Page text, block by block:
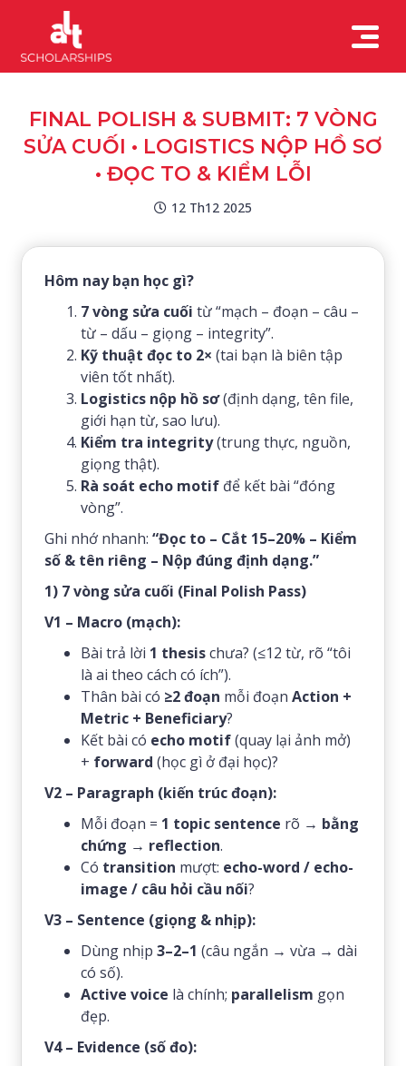
FINAL POLISH & SUBMIT: 7 VÒNG
SỬA CUỐI • LOGISTICS NỘP HỒ SƠ
• ĐỌC TO & KIỂM LỖI
12 Th12 2025
Hôm nay bạn học gì?
7 vòng sửa cuối từ “mạch – đoạn – câu –
từ – dấu – giọng – integrity”.
Kỹ thuật đọc to 2× (tai bạn là biên tập
viên tốt nhất).
Logistics nộp hồ sơ(định dạng, tên file,
giới hạn từ, sao lưu).
Kiểm tra integrity(trung thực, nguồn,
giọng thật).
Rà soát echo motif để kết bài “đóng
vòng”.
Ghi nhớ nhanh:“Đọc to – Cắt 15–20% – Kiểm
số & tên riêng – Nộp đúng định dạng.”
1) 7 vòng sửa cuối (Final Polish Pass)
V1 – Macro (mạch):
Bài trả lời 1 thesischưa? (≤12 từ, rõ “tôi
là ai theo cách có ích”).
Thân bài có ≥2 đoạn mỗi đoạnAction +
Metric + Beneficiary?
Kết bài có echo motif(quay lại ảnh mở)
+ forward (học gì ở đại học)?
V2 – Paragraph (kiến trúc đoạn):
Mỗi đoạn = 1 topic sentence rõ → bằng
chứng → reflection.
Có transition mượt: echo-word / echo-
image / câu hỏi cầu nối?
V3 – Sentence (giọng & nhịp):
Dùng nhịp3–2–1 (câu ngắn → vừa → dài
có số).
Active voice là chính; parallelism gọn
đẹp.
V4 – Evidence (số đo):